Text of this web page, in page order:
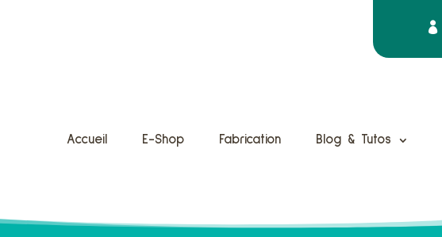
Accueil E-Shop Fabrication Blog & Tutos